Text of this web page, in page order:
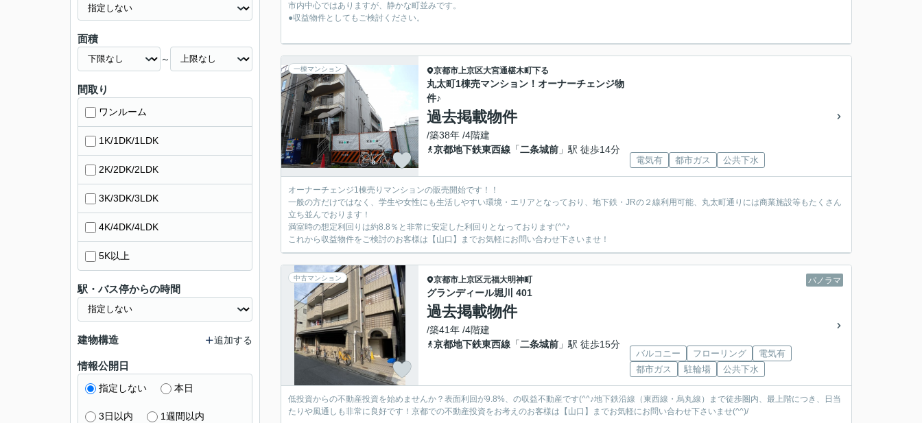
市内中心ではありますが、静かな町並みです。
●収益物件としてもご検討ください。
一棟マンション 京都市上京区大宮通椹木町下る
丸太町1棟売マンション！オーナーチェンジ物
件♪
過去掲載物件
/築38年 /4階建
京都地下鉄東西線 「二条城前 」駅 徒歩14分
電気有 都市ガス 公共下水
オーナーチェンジ1棟売りマンションの販売開始です！！
一般の方だけではなく、学生や女性にも生活しやすい環境・エリアとなっており、地下鉄・JRの２線利用可能、丸太町通りには商業施設等もたくさん
立ち並んでおります！
満室時の想定利回りは約8.8％と非常に安定した利回りとなっております(^^♪
これから収益物件をご検討のお客様は【山口】までお気軽にお問い合わせ下さいませ！
中古マンション パノラマ
京都市上京区元福大明神町
グランディール堀川 401
過去掲載物件
/築41年 /4階建
京都地下鉄東西線 「二条城前 」駅 徒歩15分
バルコニー フローリング
電気有
都市ガス
駐輪場 公共下水
低投資からの不動産投資を始めませんか？表面利回が9.8%、の収益不動産です(^^♪地下鉄沿線（東西線・烏丸線）まで徒歩圏内、最上階につき、日当
たりや風通しも非常に良好です！京都での不動産投資をお考えのお客様は【山口】までお気軽にお問い合わせ下さいませ(^^)/
面積
～
間取り
ワンルーム
1K/1DK/1LDK
2K/2DK/2LDK
3K/3DK/3LDK
4K/4DK/4LDK
5K以上
駅・バス停からの時間
建物構造 追加する
情報公開日
指定しない 本日
3日以内 1週間以内